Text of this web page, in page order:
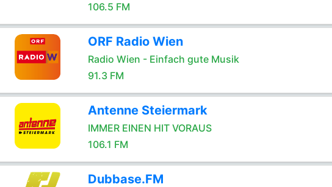
106.5 FM
ORF Radio Wien
Radio Wien - Einfach gute Musik
91.3 FM
Antenne Steiermark
IMMER EINEN HIT VORAUS
106.1 FM
Dubbase.FM